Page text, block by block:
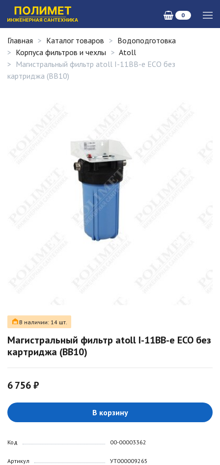
0
Главная Каталог товаров
Водоподготовка
Корпуса фильтров и чехлы
Atoll
Магистральный фильтр atoll I-11BB-e ECO без
картриджа (BB10)
В наличии: 14 шт.
Магистральный фильтр atoll I-11BB-e ECO без
картриджа (BB10)
6 756 ₽
В корзину
Код
Артикул
00-00003362
УТ000009265